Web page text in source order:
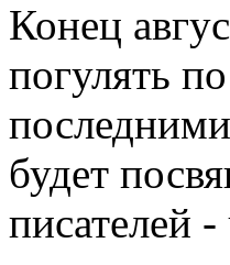
Конец
погулять
будет
писателей